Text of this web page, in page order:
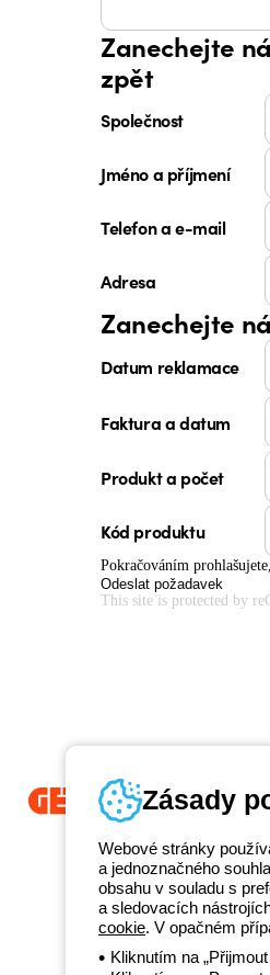
Zanechejte
zpět
Společnost
Jméno a příjmení
Telefon a e-mail
Adresa
Zanechejte
Datum reklamace
Faktura a datum
Produkt a počet
Kód produktu
Pokračováním
Odeslat požadavek
This site is protected by
Beghelli je součástí GEWISS Group
propojená světelná řešení, která
koncové zákazníky v uspokojování
Telefonní
od pondělí do pátku v době 8:30 -
Zásady
Webové stránky
a jednoznačného
obsahu v souladu s
a sledovacích
cookie. V opačném
Kliknutím na